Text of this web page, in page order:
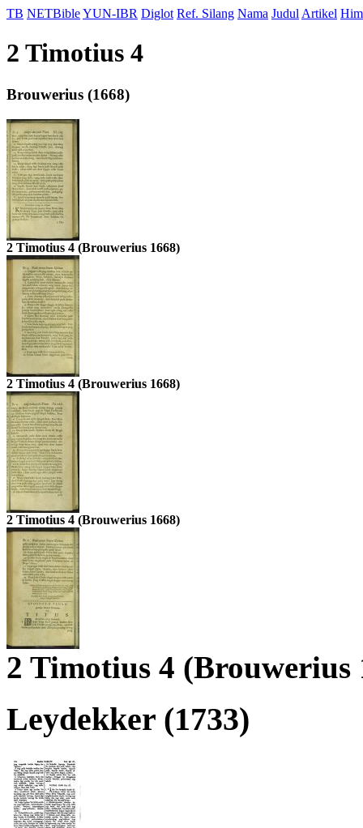
TB NETBibleYUN-IBR Diglot Ref. Silang Nama Judul Artikel
2 Timotius 4
Brouwerius (1668)
2 Timotius 4 (Brouwerius 1668)
2 Timotius 4 (Brouwerius 1668)
2 Timotius 4 (Brouwerius 1668)
2 Timotius 4 (Brouwerius
Leydekker (1733)